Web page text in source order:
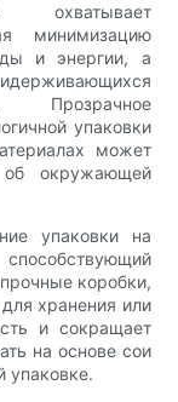
охватывает
минимизацию
и энергии, а
Прозрачное
упаковки
может
об окружающей
упаковки на
коробки,
хранения или
и сокращает
на основе сои
упаковке.